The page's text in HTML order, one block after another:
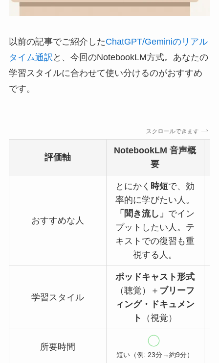
以前の記事でご紹介したChatGPT/Geminiのリアル
タイム通訳 と、今回のNotebookLM方式。あなたの
学習スタイルに合わせて使い分けるのがおすすめ
です。
スクロールできます
評価軸
NotebookLM 音声概
要
おすすめな人
とにかく 時短で、効
率的に学びたい人。
「聞き流し」 でイン
プットしたい人。テ
キストでの復習も重
視する人。
学習スタイル
ポッドキャスト形式
（聴覚）＋ ブリーフ
ィング・ドキュメン
ト
（視覚）
所要時間
短い（例: 23分→約9分）